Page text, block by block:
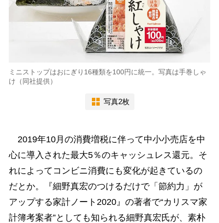
ミニストップはおにぎり16種類を100円に統一。写真は手巻しゃ
け（同社提供）
写真2枚
2019年10月の消費増税に伴って中小小売店を中
心に導入された最大5％のキャッシュレス還元。そ
れによってコンビニ消費にも変化が起きているの
だとか。『細野真宏のつけるだけで「節約力」が
アップする家計ノート2020』の著者で“カリスマ家
計簿考案者”としても知られる細野真宏氏が、素朴